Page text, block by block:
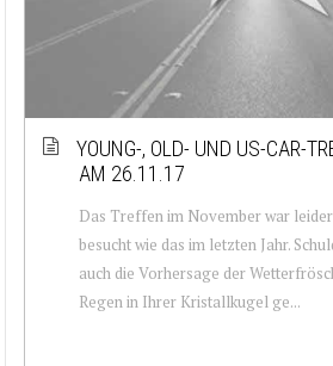
YOUNG-, OLD- UND US-CAR-
AM 26.11.17
Das Treffen im November war
besucht wie das im letzten Jahr.
auch die Vorhersage der
Regen in Ihrer Kristallkugel ge...